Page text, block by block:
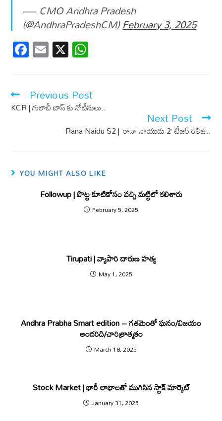
— CMO Andhra Pradesh
(@AndhraPradeshCM)February 3, 2025
F
ac
b
o
E
m
X
s
A
p
p
Previous Post
KCR | గులాబీ బాస్ కు నోటీసులు..
Next Post
Rana Naidu S2 | ‘రానా నాయుడు 2’ టీజర్ రిలీజ్..
YOU MIGHT ALSO LIKE
Followup | పొట్ట కూటికోసం వ‌చ్చి మ‌ట్టిలో క‌లిశారు
February 5, 2025
Tirupati | వ్యాపారి దారుణ హత్య
May 1, 2025
Andhra Prabha Smart edition – గ‌త‌మెంతో ఘ‌నం/విజ‌యం
అంద‌రిది/చారిత్రాత్మ‌కం
March 18, 2025
Stock Market | భారీ లాభాలతో ముగిసిన స్టాక్ మార్కెట్
January 31, 2025